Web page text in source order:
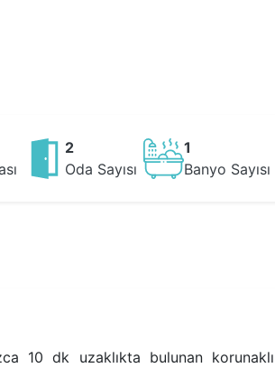
2
Oda Sayısı
1
Banyo Sayısı
10 dk uzaklıkta bulunan korunaklı